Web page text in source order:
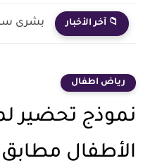
📁 آخر الأخبار
رياض اطفال
نموذج تحضير
الأطفال مطابق